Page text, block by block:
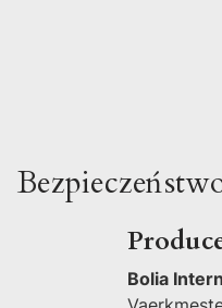
Bolia